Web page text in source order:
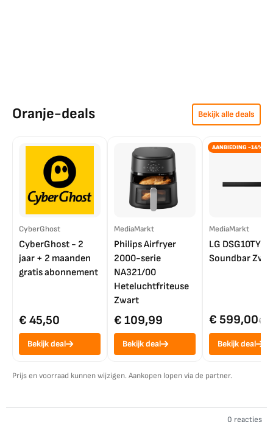
Oranje-deals Bekijk alle deals
CyberGhost
CyberGhost - 2
jaar + 2 maanden
gratis abonnement
€ 45,50
Bekijk deal
MediaMarkt
Philips Airfryer
2000-serie
NA321/00
Heteluchtfriteuse
Zwart
€ 109,99
Bekijk deal
AANBIEDING -14%
MediaMarkt
LG DSG10TY
Soundbar
€ 599,00€
Bekijk deal
Prijs en voorraad kunnen wijzigen. Aankopen lopen via de partner.
0 reacties